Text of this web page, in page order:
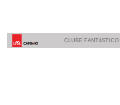
CLUBE FANTáSTICO